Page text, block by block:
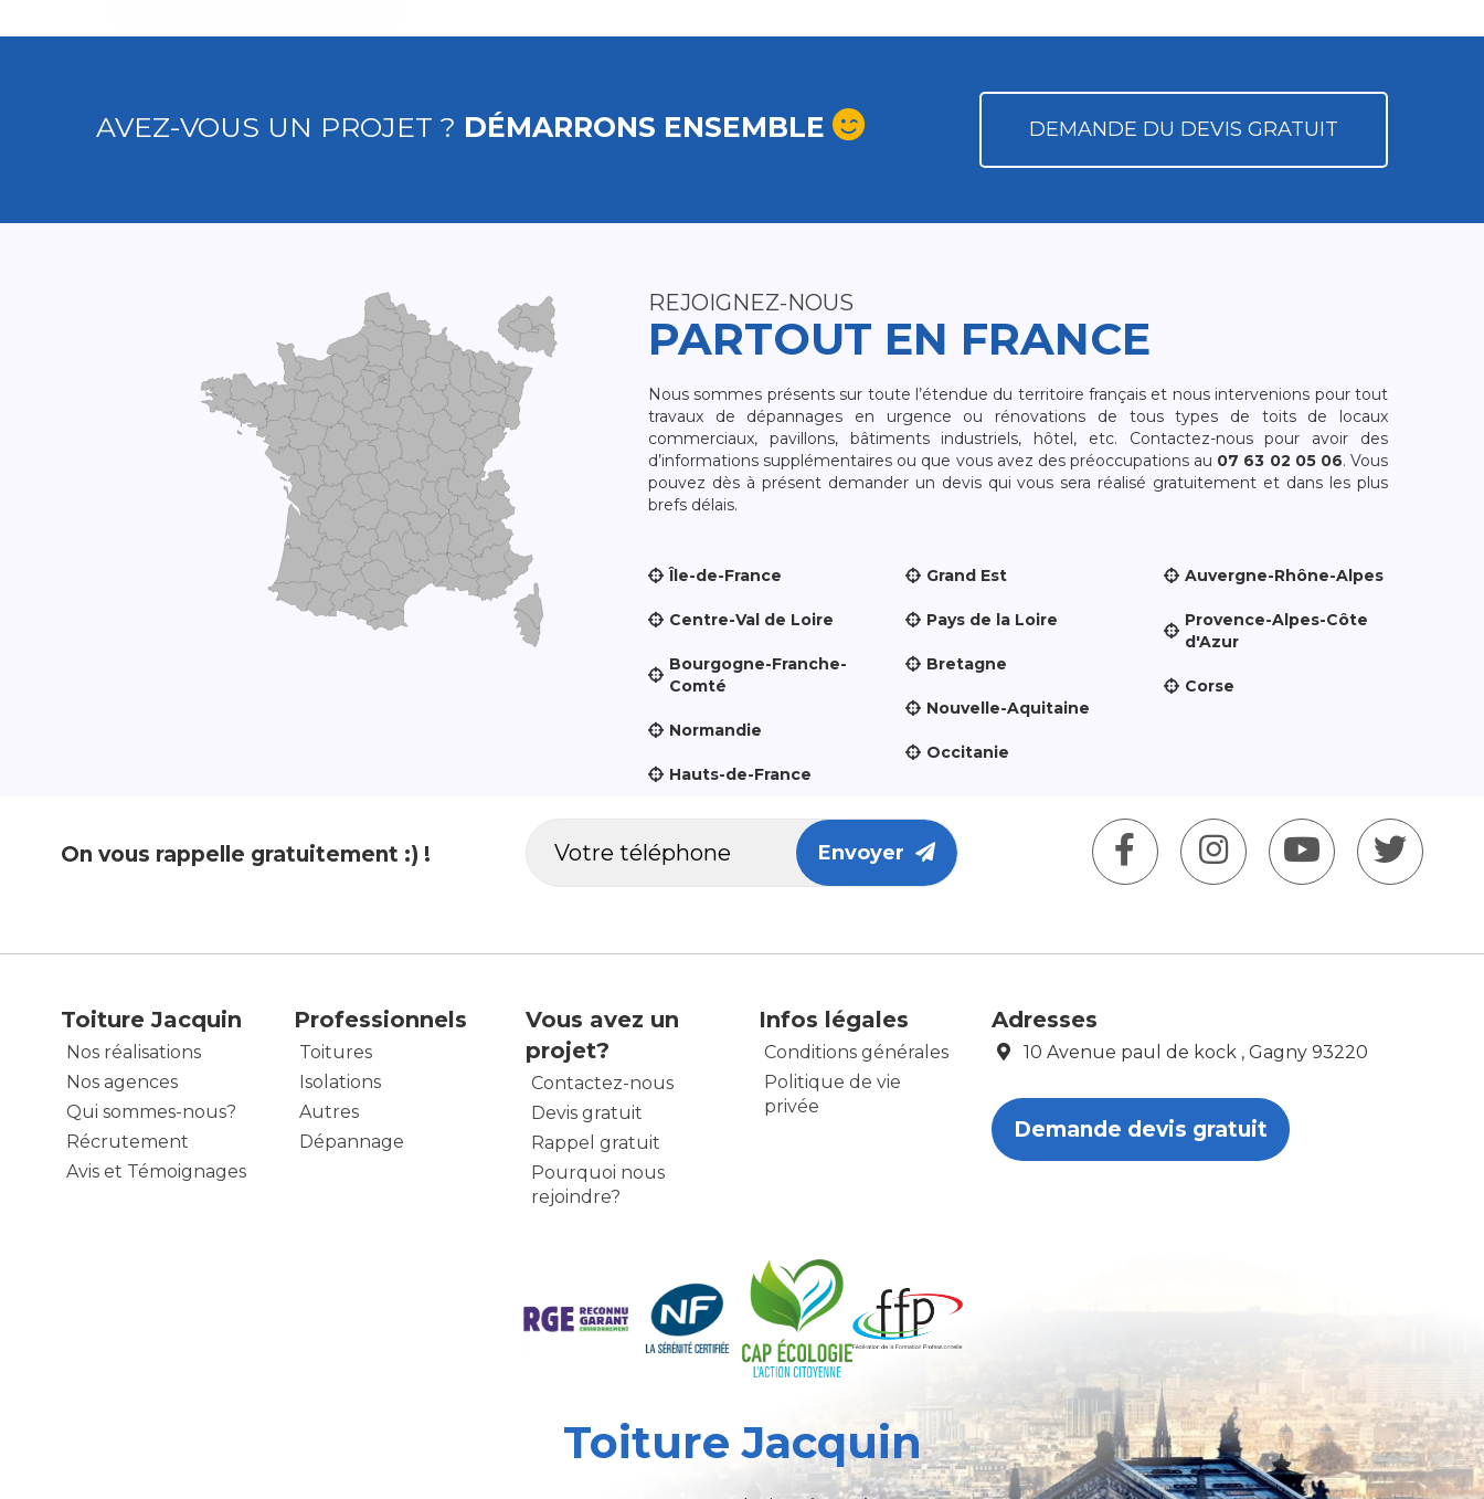
AVEZ-VOUS UN PROJET ? DÉMARRONS ENSEMBLE DEMANDE DU DEVIS GRATUIT
REJOIGNEZ-NOUS
PARTOUT EN FRANCE
Nous sommes présents sur toute l’étendue du territoire français et nous intervenions pour tout
travaux de dépannages en urgence ou rénovations de tous types de toits de locaux
commerciaux, pavillons, bâtiments industriels, hôtel, etc. Contactez-nous pour avoir des
d’informations supplémentaires ou que vous avez des préoccupations au 07 63 02 05 06. Vous
pouvez dès à présent demander un devis qui vous sera réalisé gratuitement et dans les plus
brefs délais.
Île-de-France
Centre-Val de Loire
Bourgogne-Franche-
Comté
Normandie
Hauts-de-France
Grand Est
Pays de la Loire
Bretagne
Nouvelle-Aquitaine
Occitanie
Auvergne-Rhône-Alpes
Provence-Alpes-Côte
d'Azur
Corse
On vous rappelle gratuitement :) ! Envoyer
Toiture Jacquin
Nos réalisations
Nos agences
Qui sommes-nous?
Récrutement
Avis et Témoignages
Professionnels
Toitures
Isolations
Autres
Dépannage
Vous avez un
projet?
Contactez-nous
Devis gratuit
Rappel gratuit
Pourquoi nous
rejoindre?
Infos légales
Conditions générales
Politique de vie
privée
Adresses
10 Avenue paul de kock , Gagny 93220
Demande devis gratuit
Toiture Jacquin